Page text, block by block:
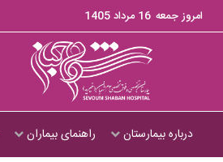
امروز جمعه 16 مرداد 1405
درباره بیمارستان راهنمای بیماران